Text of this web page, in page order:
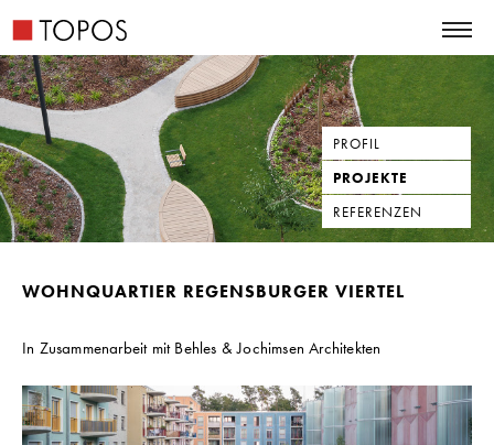
PROFIL
PROJEKTE
REFERENZEN
WOHNQUARTIER REGENSBURGER VIERTEL
In Zusammenarbeit mit Behles & Jochimsen Architekten